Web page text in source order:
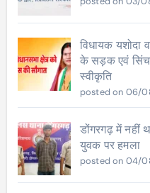
विधायक यशोदा
के सड़क एवं
स्वीकृति
posted on 06/
डोंगरगढ़ में नहीं
युवक पर हमला
posted on 04/